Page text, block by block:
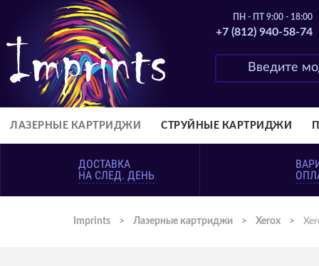
ПН - ПТ 9:00 - 18:00
+7 (812) 940-58-74
ЛАЗЕРНЫЕ КАРТРИДЖИ СТРУЙНЫЕ КАРТРИДЖИ
ДОСТАВКА
НА СЛЕД. ДЕНЬ
Imprints > Лазерные картриджи > Xerox >